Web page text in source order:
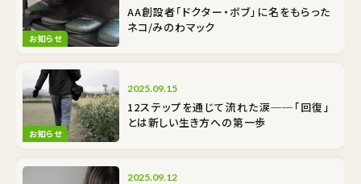
お知らせ
AA創設者「ドクター・ボブ」に名をもらった
ネコ/みのわマック
お知らせ
2025.09.15
12ステップを通じて流れた涙──「回復」
とは新しい生き方への第一歩
2025.09.12